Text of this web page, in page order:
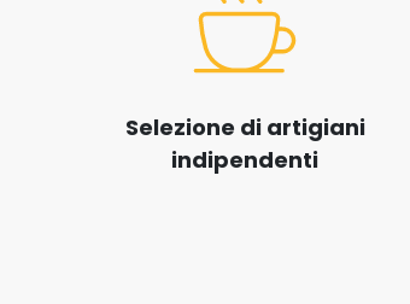
Selezione di artigiani
indipendenti